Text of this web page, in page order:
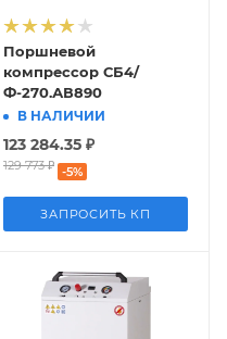
Поршневой
компрессор СБ4/
Ф-270.АВ890
В НАЛИЧИИ
123 284.35 ₽
129 773₽ -5%
ЗАПРОСИТЬ КП